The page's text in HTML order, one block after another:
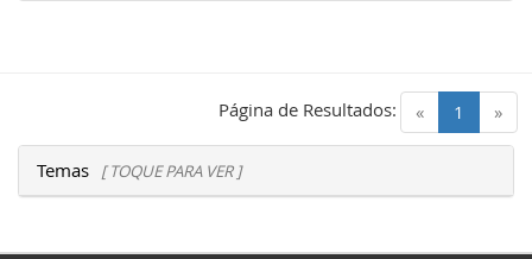
« 1 (current)
»
Página de Resultados:
Temas [ TOQUE PARA VER ]